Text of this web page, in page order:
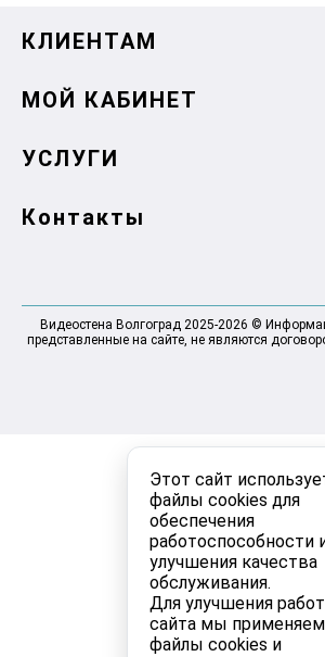
Этот сайт
файлы cookies для
обеспечения
работоспособности
улучшения качества
обслуживания.
Для улучшения
сайта мы применяем
файлы cookies и
КЛИЕНТАМ
МОЙ КАБИНЕТ
УСЛУГИ
Контакты
Видеостена Волгоград 2025-2026 ©
представленные на сайте, не являются